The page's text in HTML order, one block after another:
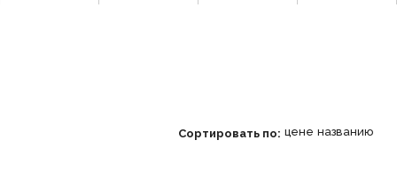
Сортировать по: цене названию